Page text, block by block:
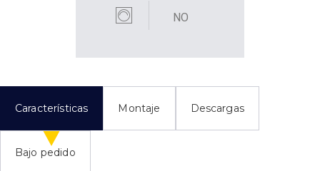
NO
Características Montaje Descargas
Bajo pedido